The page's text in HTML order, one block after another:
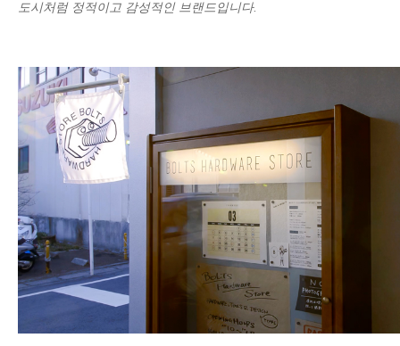
도시처럼 정적이고 감성적인 브랜드입니다.